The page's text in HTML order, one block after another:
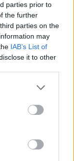
parties prior to
the further
parties on the
may
IAB’s List of
it to other
more Google
may click to
party tags to
below Google
murió